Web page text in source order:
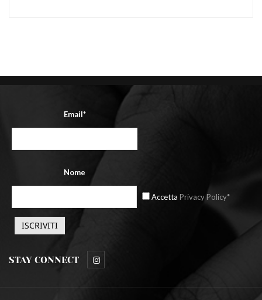
Email*
Nome
Accetta Privacy Policy*
STAY CONNECT